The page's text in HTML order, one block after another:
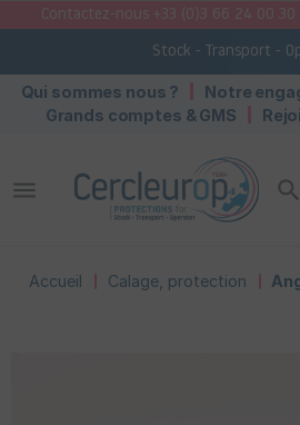
Contactez-nous +33 (0)3 66 24 00 30
Stock - Transport -
Qui sommes nous ? Notre
Grands comptes & GMS
search
menu
Accueil Calage, protection